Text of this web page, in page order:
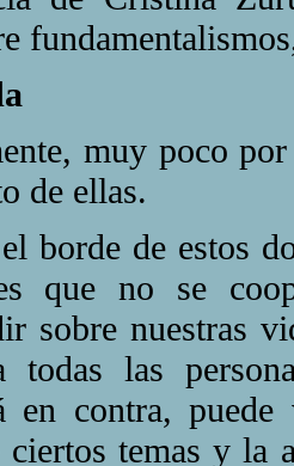
muy poco por
de ellas.
de estos
que no se
sobre nuestras
todas las
en contra,
temas y la